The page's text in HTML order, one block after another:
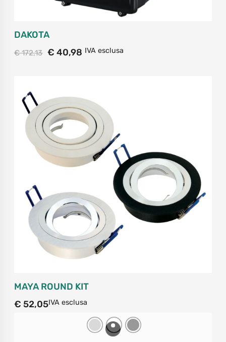
DAKOTA
€172,13 € 40,98 IVA esclusa
MAYA ROUND KIT
€ 52,05IVA esclusa